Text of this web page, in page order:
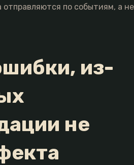
отправляются по событиям, а не
из-
не